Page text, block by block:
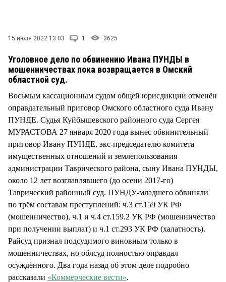
15 июля 2022 13:03 1 3625
Уголовное дело по обвинению Ивана ПУНДЫ в
мошенничествах пока возвращается в Омский
областной суд.
Восьмым кассационным судом общей юрисдикции отменён
оправдательный приговор Омского областного суда Ивану
ПУНДЕ. Судья Куйбышевского районного суда Сергея
МУРАСТОВА 27 января 2020 года вынес обвинительный
приговор Ивану ПУНДЕ, экс-председателю комитета
имущественных отношений и землепользования
администрации Таврического района, сыну Ивана ПУНДЫ,
около 12 лет возглавлявшего (до осени 2017-го)
Таврический районный суд. ПУНДУ-младшего обвиняли
по трём составам преступлений: ч.3 ст.159 УК РФ
(мошенничество), ч.1 и ч.4 ст.159.2 УК РФ (мошенничество
при получении выплат) и ч.1 ст.293 УК РФ (халатность).
Райсуд признал подсудимого виновным только в
мошенничествах, но облсуд полностью оправдал
осуждённого. Два года назад об этом деле подробно
рассказали «Коммерческие вести».